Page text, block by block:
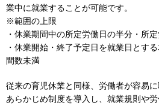
業中に就業することが可能です。
※範囲の上限
・休業期間中の所定労働日の半分・所
・休業開始・終了予定日を就業日とす
間数未満
従来の育児休業と同様、労働者が容易
あらかじめ制度を導入し、就業規則や